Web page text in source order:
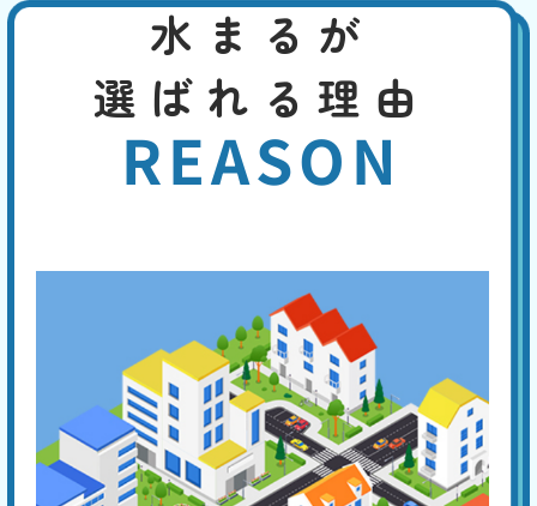
便座の交換・取付け
基本料
EB
限
定
割
引
8,800
合計 8,800
長い年月使用していると、本体の黄ばみや掃除しても取れない臭いなど
が生じます。便座の割れ、ウォシュレットの故障などの致命的な故障に
便器・タンク交換
基本料
3,000円 W
EB
限
定
割
引
作業費
27,500
合計 27,500 円〜
経年劣化による便器やトイレタンクのひび割れは、水漏れなどを生じ
て、フロアや壁の損傷に繋がります。早めに新品に交換することが勧め
られますが、これを機に、壁や床を含めたトータルなリフォームを考え
てみてはいかがでしょうか。
水まるが
選ばれる理由
REASON